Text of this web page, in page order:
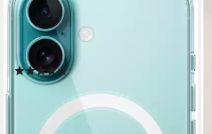
Smartphone-Hülle iPhone 16
Clear Case mit MagSafe 15,5
cm (6,1 Zoll)
(19)
46,34 €
lieferbar - in 1-2 Werktagen bei dir